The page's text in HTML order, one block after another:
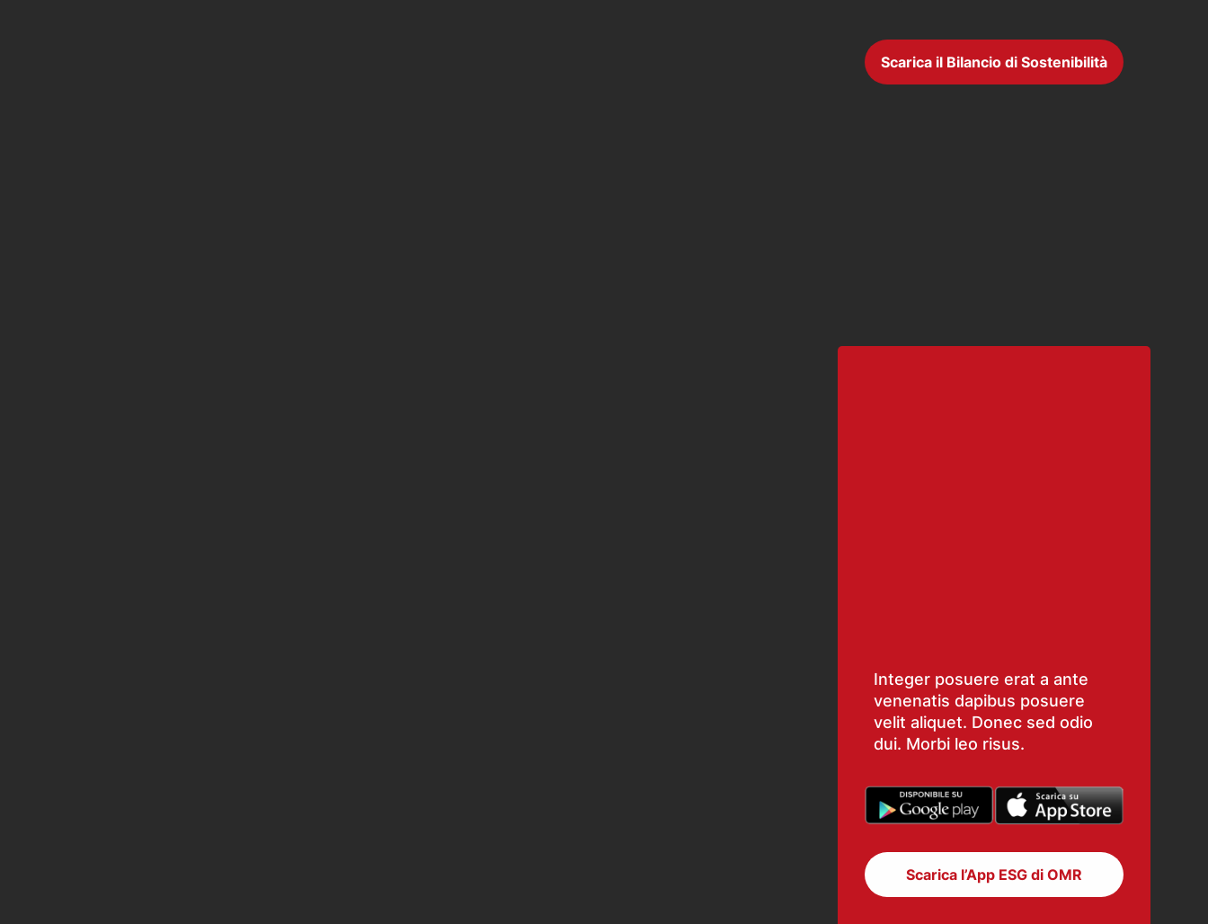
Scarica il Bilancio di Sostenibilità
Integer posuere erat a ante
venenatis dapibus posuere
velit aliquet. Donec sed odio
dui. Morbi leo risus.
Scarica l’App ESG di OMR